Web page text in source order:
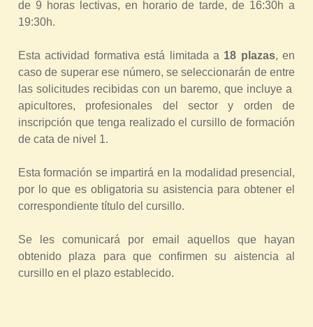
de 9 horas lectivas, en horario de tarde, de 16:30h a
19:30h.
Esta actividad formativa está limitada a 18 plazas, en
caso de superar ese número, se seleccionarán de entre
las solicitudes recibidas con un baremo, que incluye a
apicultores, profesionales del sector y orden de
inscripción que tenga realizado el cursillo de formación
de cata de nivel 1.
Esta formación se impartirá en la modalidad presencial,
por lo que es obligatoria su asistencia para obtener el
correspondiente título del cursillo.
Se les comunicará por email aquellos que hayan
obtenido plaza para que confirmen su aistencia al
cursillo en el plazo establecido.